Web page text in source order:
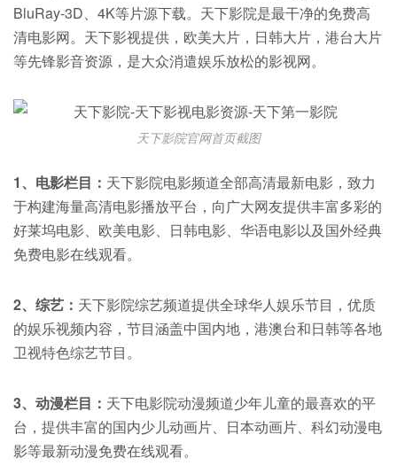
BluRay-3D、4K等片源下载。天下影院是最干净的免费高
清电影网。天下影视提供，欧美大片，日韩大片，港台大片
等先锋影音资源，是大众消遣娱乐放松的影视网。
天下影院官网首页截图
1、电影栏目： 天下影院电影频道全部高清最新电影，致力
于构建海量高清电影播放平台，向广大网友提供丰富多彩的
好莱坞电影、欧美电影、日韩电影、华语电影以及国外经典
免费电影在线观看。
2、综艺： 天下影院综艺频道提供全球华人娱乐节目，优质
的娱乐视频内容，节目涵盖中国内地，港澳台和日韩等各地
卫视特色综艺节目。
3、动漫栏目： 天下电影院动漫频道少年儿童的最喜欢的平
台，提供丰富的国内少儿动画片、日本动画片、科幻动漫电
影等最新动漫免费在线观看。